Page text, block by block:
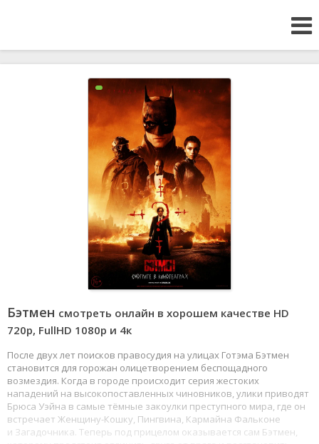
Бэтмен смотреть онлайн в хорошем качестве HD
720p, FullHD 1080р и 4к
После двух лет поисков правосудия на улицах Готэма Бэтмен
становится для горожан олицетворением беспощадного
возмездия. Когда в городе происходит серия жестоких
нападений на высокопоставленных чиновников, улики приводят
Брюса Уэйна в самые тёмные закоулки преступного мира, где он
встречает Женщину-Кошку, Пингвина, Кармайна Фальконе
и Загадочника. Теперь под прицелом оказывается сам Бэтмен,